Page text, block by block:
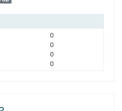
0
0
0
0